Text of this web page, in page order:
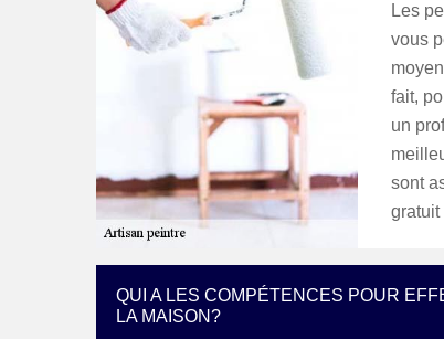
Les
vous
fait,
un
sont
gratuit
QUI A LES COMPÉTENCES POUR
LA MAISON?